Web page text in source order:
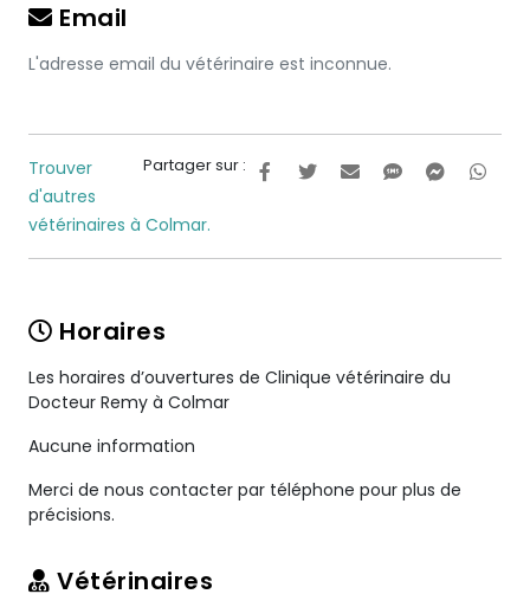
Email
L'adresse email du vétérinaire est inconnue.
Partager sur :
Trouver
d'autres
vétérinaires à Colmar.
Horaires
Les horaires d’ouvertures de Clinique vétérinaire du
Docteur Remy à Colmar
Aucune information
Merci de nous contacter par téléphone pour plus de
précisions.
Vétérinaires